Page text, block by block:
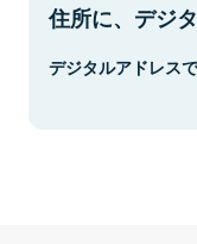
住所に、デジ
デジタルアドレス